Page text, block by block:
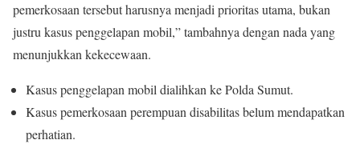
pemerkosaan tersebut harusnya menjadi prioritas utama, bukan
justru kasus penggelapan mobil,” tambahnya dengan nada yang
menunjukkan kekecewaan.
Kasus penggelapan mobil dialihkan ke Polda Sumut.
Kasus pemerkosaan perempuan disabilitas belum mendapatkan
perhatian.